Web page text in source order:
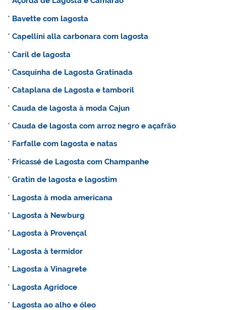
* Bavette com lagosta
*Capellini alla carbonara com lagosta
*Caril de lagosta
*Casquinha de Lagosta Gratinada
*Cataplana de Lagosta e tamboril
*Cauda de lagosta à moda Cajun
*Cauda de lagosta com arroz negro e açafrão
* Farfalle com lagosta e natas
* Fricassé de Lagosta com Champanhe
*Gratin de lagosta e lagostim
* Lagosta à moda americana
* Lagosta à Newburg
* Lagosta à Provençal
* Lagosta à termidor
* Lagosta à Vinagrete
* Lagosta Agridoce
* Lagosta ao alho e óleo